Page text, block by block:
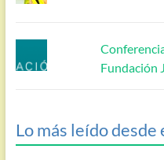
Fundación
Lo más leído